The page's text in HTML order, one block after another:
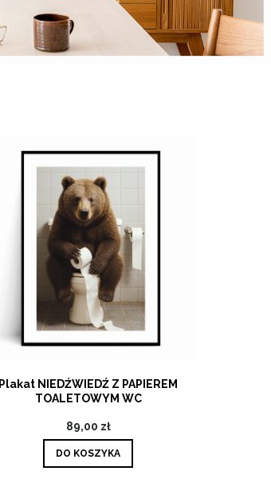
Plakat NIEDŹWIEDŹ Z PAPIEREM
TOALETOWYM WC
89,00 zł
DO KOSZYKA